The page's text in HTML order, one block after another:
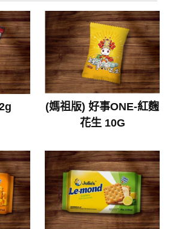
(媽祖版) 好事ONE-紅麴
花生 10G